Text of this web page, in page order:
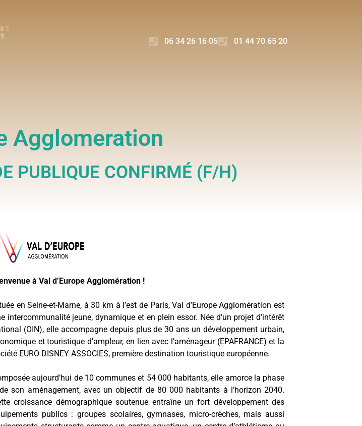
06 34 26 16 05 01 44 70 65 20
Agglomeration
PUBLIQUE CONFIRMÉ (F/H)
à Val d’Europe Agglomération !
en Seine-et-Marne, à 30 km à l’est de Paris, Val d’Europe Agglomération est
intercommunalité jeune, dynamique et en plein essor. Née d’un projet d’intérêt
(OIN), elle accompagne depuis plus de 30 ans un développement urbain,
et touristique d’ampleur, en lien avec l’aménageur (EPAFRANCE) et la
EURO DISNEY ASSOCIES, première destination touristique européenne.
aujourd’hui de 10 communes et 54 000 habitants, elle amorce la phase
son aménagement, avec un objectif de 80 000 habitants à l’horizon 2040.
croissance démographique soutenue entraîne un fort développement des
publics : groupes scolaires, gymnases, micro-crèches, mais aussi